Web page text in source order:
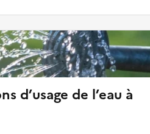
d’usage de l’eau à